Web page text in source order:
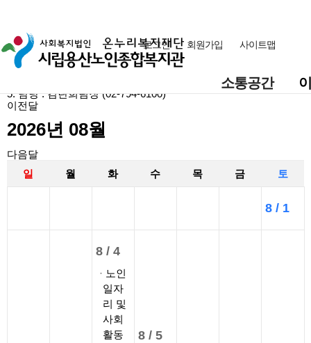
소통공간
로그인 회원가입 사이트맵
일정 : 2025년 08월 06일 13:30 부터 0.64583333333333 까지
1. 장소 : 1층 마음나눔방
2. 내용 : 청력검사 및 보청기 수리 진행
3. 대상 : 검사 희망 어르신 10명 이내
5. 담당 : 김란희팀장 (02-794-6100)
이전달
2026년 08월
다음달
일
월 화 수 목 금 토
8 / 1
8 / 4
노인
일자
리 및
사회
활동
8 / 5